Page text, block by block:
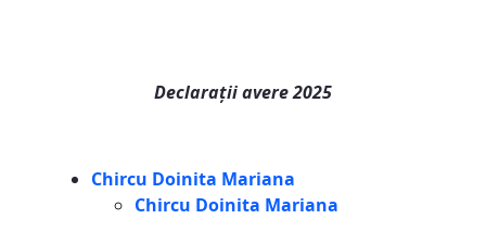
Declarații avere 2025
Chircu Doinita Mariana
Chircu Doinita Mariana